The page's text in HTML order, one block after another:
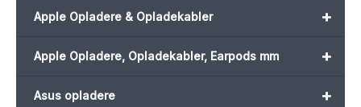
+
Apple Opladere & Opladekabler
+
Apple Opladere, Opladekabler, Earpods mm
+
Asus opladere